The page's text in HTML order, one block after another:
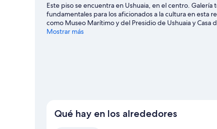
Este piso se encuentra en Ushuaia, en el centro.
fundamentales para los aficionados a la cultura en
como Museo Marítimo y del Presidio de Ushuaia y Casa
Bosque también merecen la pena.
Mostrar más
Qué hay en los alrededores